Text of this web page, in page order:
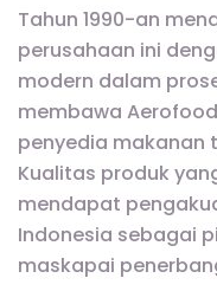
Tahun 1990-an
perusahaan ini
modern dalam
membawa
penyedia makanan
Kualitas produk
mendapat
Indonesia sebagai
maskapai